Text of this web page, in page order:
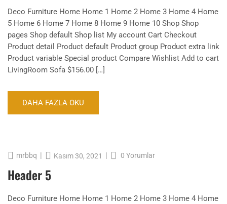
Deco Furniture Home Home 1 Home 2 Home 3 Home 4 Home
5 Home 6 Home 7 Home 8 Home 9 Home 10 Shop Shop
pages Shop default Shop list My account Cart Checkout
Product detail Product default Product group Product extra link
Product variable Special product Compare Wishlist Add to cart
LivingRoom Sofa $156.00 […]
DAHA FAZLA OKU
mrbbq Kasım 30, 2021 0 Yorumlar
Header 5
Deco Furniture Home Home 1 Home 2 Home 3 Home 4 Home